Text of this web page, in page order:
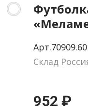
белая,
Склад
952 ₽